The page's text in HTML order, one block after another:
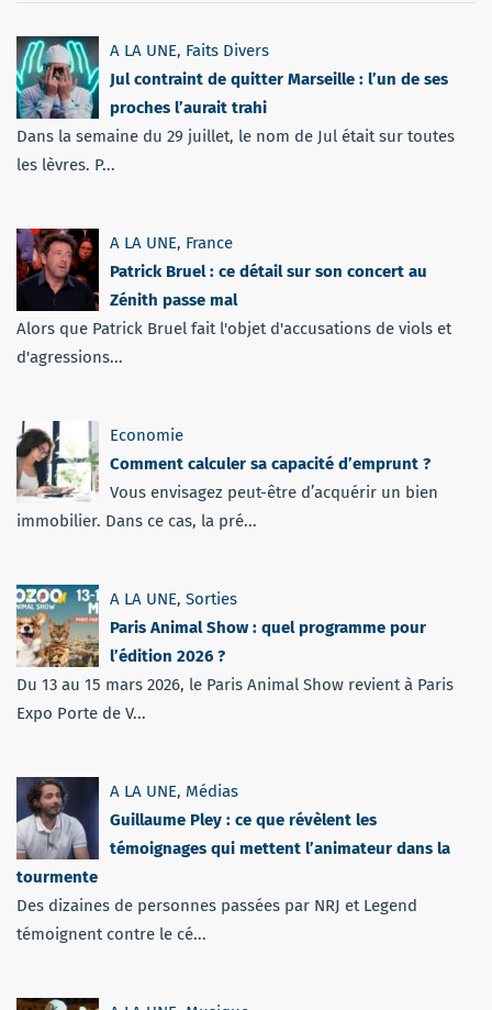
A LA UNE, Faits Divers
Jul contraint de quitter Marseille : l’un de ses
proches l’aurait trahi
Dans la semaine du 29 juillet, le nom de Jul était sur toutes
les lèvres. P...
A LA UNE, France
Patrick Bruel : ce détail sur son concert au
Zénith passe mal
Alors que Patrick Bruel fait l'objet d'accusations de viols et
d'agressions...
Economie
Comment calculer sa capacité d’emprunt ?
Vous envisagez peut-être d’acquérir un bien
immobilier. Dans ce cas, la pré...
A LA UNE, Sorties
Paris Animal Show : quel programme pour
l’édition 2026 ?
Du 13 au 15 mars 2026, le Paris Animal Show revient à Paris
Expo Porte de V...
A LA UNE, Médias
Guillaume Pley : ce que révèlent les
témoignages qui mettent l’animateur dans la
tourmente
Des dizaines de personnes passées par NRJ et Legend
témoignent contre le cé...